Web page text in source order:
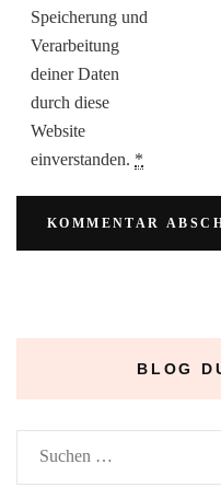
Speicherung und
Verarbeitung
deiner Daten
durch diese
Website
einverstanden. *
BLOG
Suchen
nach: